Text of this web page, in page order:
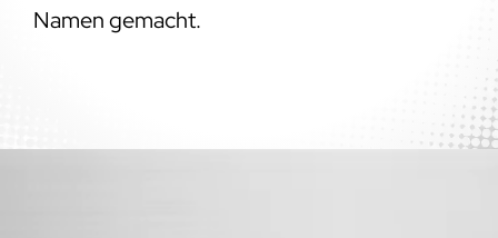
Namen gemacht.